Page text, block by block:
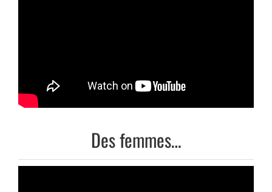
Des femmes…